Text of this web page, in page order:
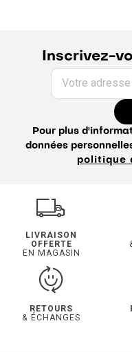
Inscrivez-
Votre
Pour plus
données
politique
LIVRAISON
OFFERTE
EN MAGASIN
RETOURS
& ÉCHANGES